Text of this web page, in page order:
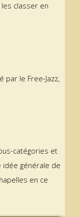
classer en
par le Free-Jazz,
catégories et
idée générale de
en ce